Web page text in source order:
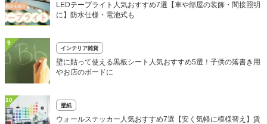
LEDテープライト人気おすすめ7選【車や部屋の装飾・間接照明
に】防水仕様・電池式も
9
インテリア雑貨
壁に貼って使える黒板シート人気おすすめ5選！子供の落書き用
やお店のボードに
10
壁紙
ウォールステッカー人気おすすめ7選【安く気軽に模様替え】賃